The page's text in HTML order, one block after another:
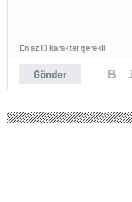
Gönder
En az 10 karakter gerekli